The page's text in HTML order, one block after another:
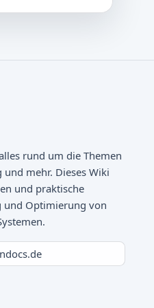
rund um die Themen
mehr. Dieses Wiki
und praktische
und Optimierung von